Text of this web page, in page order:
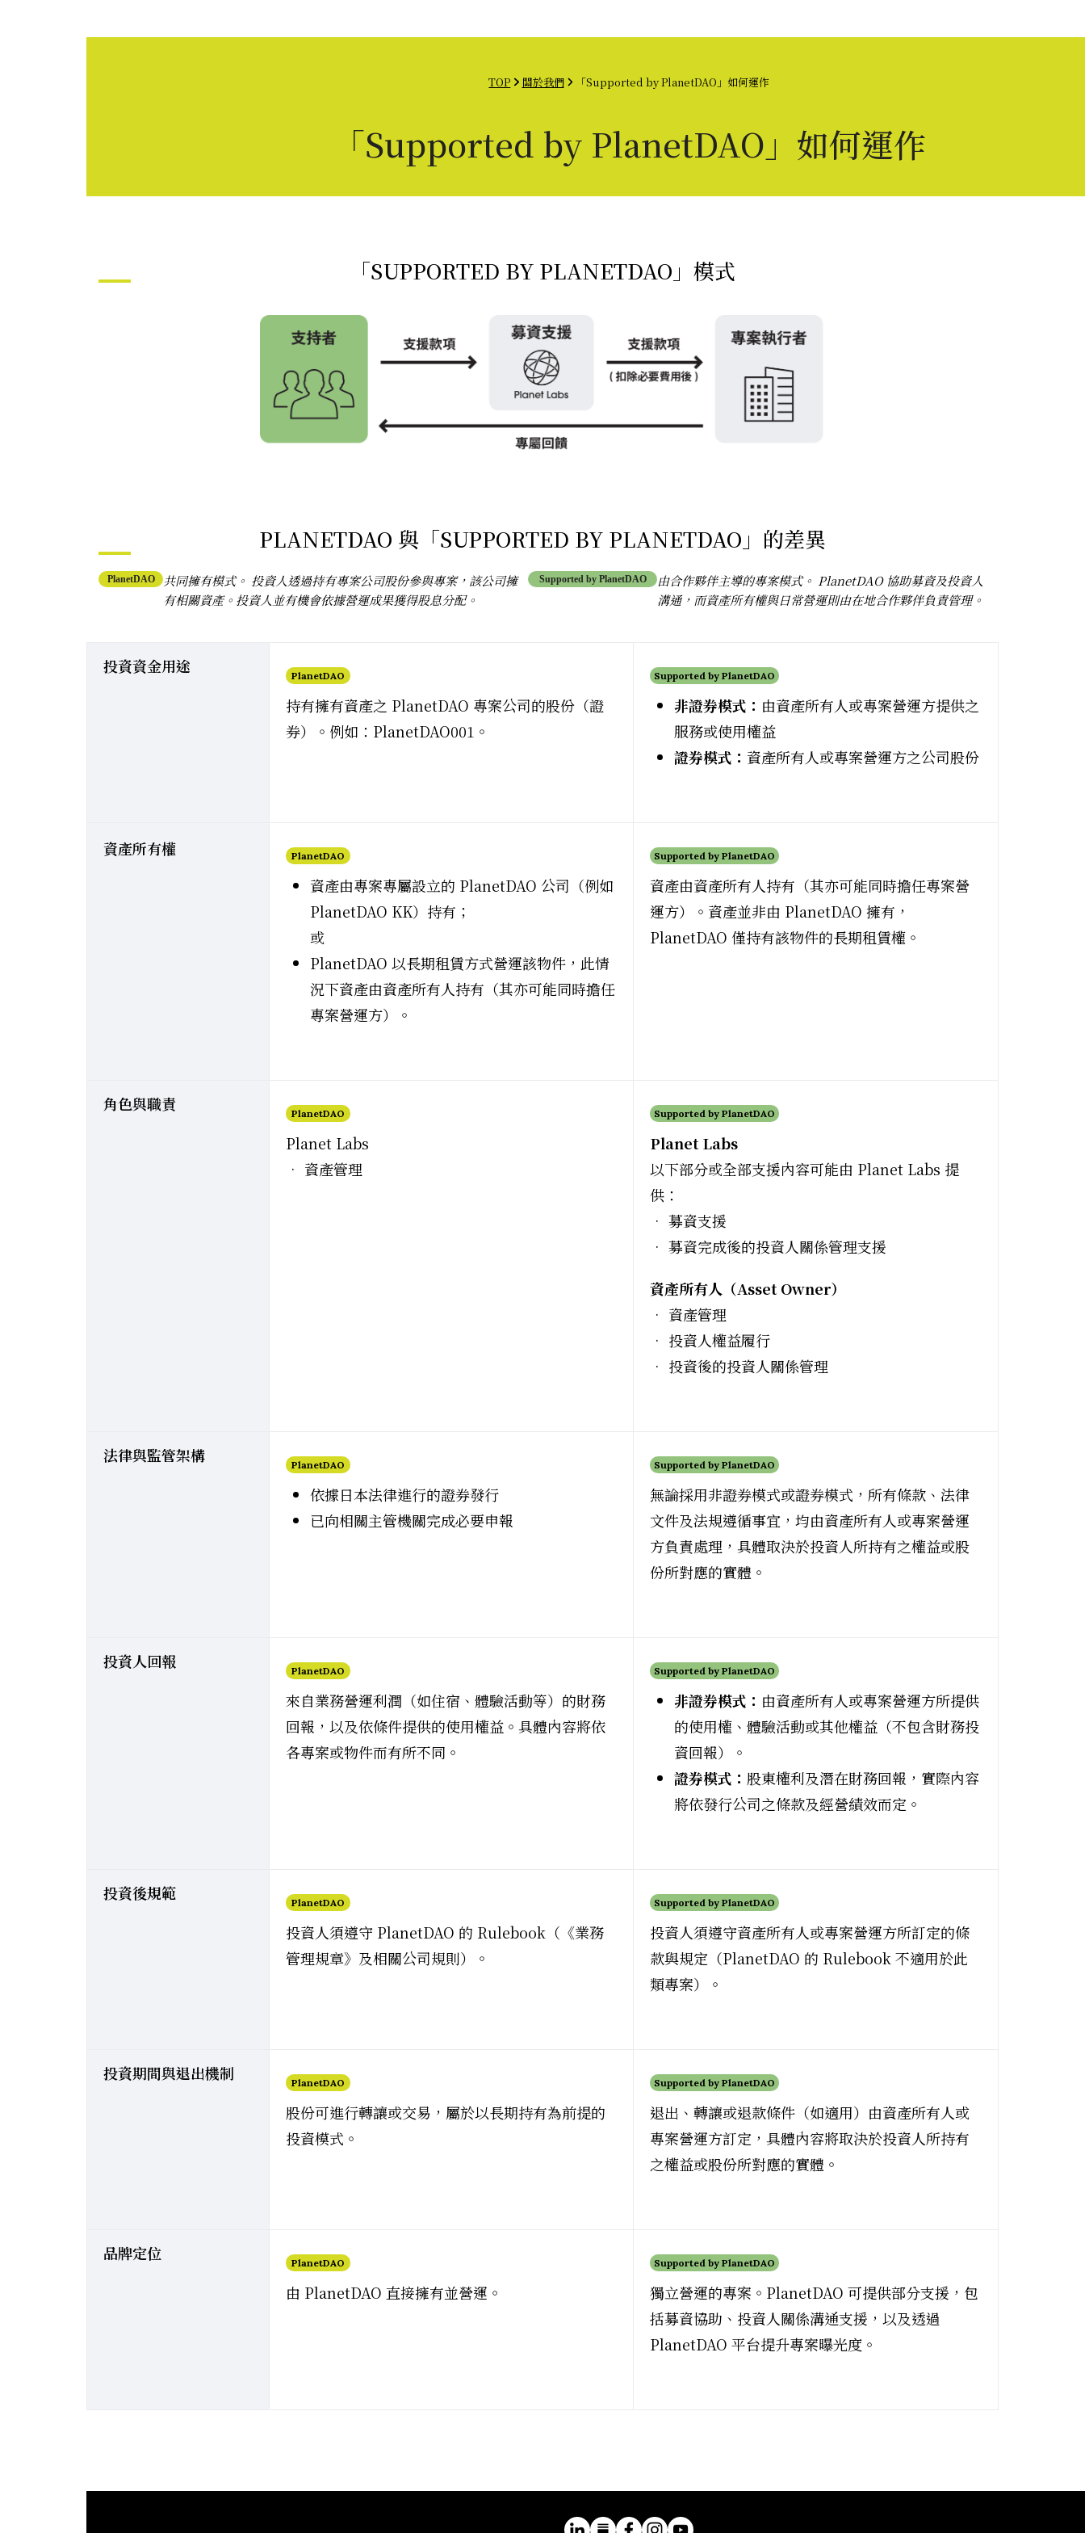
TOP 關於我們 「Supported by PlanetDAO」如何運作
「Supported by PlanetDAO」如何運作
「SUPPORTED BY PLANETDAO」模式
PLANETDAO 與「SUPPORTED BY PLANETDAO」的差異
PlanetDAO
共同擁有模式。 投資人透過持有專案公司股份參與專案，該公司擁
有相關資產。投資人並有機會依據營運成果獲得股息分配。
Supported by PlanetDAO
由合作夥伴主導的專案模式。 PlanetDAO 協助募資及投資人
溝通，而資產所有權與日常營運則由在地合作夥伴負責管理。
投資資金用途 PlanetDAO
持有擁有資產之 PlanetDAO 專案公司的股份（證
券）。例如：PlanetDAO001。
Supported by PlanetDAO
非證券模式： 由資產所有人或專案營運方提供之
服務或使用權益
證券模式： 資產所有人或專案營運方之公司股份
資產所有權 PlanetDAO
資產由專案專屬設立的 PlanetDAO 公司（例如
PlanetDAO KK）持有；
或
PlanetDAO 以長期租賃方式營運該物件，此情
況下資產由資產所有人持有（其亦可能同時擔任
專案營運方）。
Supported by PlanetDAO
資產由資產所有人持有（其亦可能同時擔任專案營
運方）。資產並非由 PlanetDAO 擁有，
PlanetDAO 僅持有該物件的長期租賃權。
角色與職責 PlanetDAO
Planet Labs
• 資產管理
Supported by PlanetDAO
Planet Labs
以下部分或全部支援內容可能由 Planet Labs 提
供：
• 募資支援
• 募資完成後的投資人關係管理支援
資產所有人（Asset Owner）
• 資產管理
• 投資人權益履行
• 投資後的投資人關係管理
法律與監管架構 PlanetDAO
依據日本法律進行的證券發行
已向相關主管機關完成必要申報
Supported by PlanetDAO
無論採用非證券模式或證券模式，所有條款、法律
文件及法規遵循事宜，均由資產所有人或專案營運
方負責處理，具體取決於投資人所持有之權益或股
份所對應的實體。
投資人回報 PlanetDAO
來自業務營運利潤（如住宿、體驗活動等）的財務
回報，以及依條件提供的使用權益。具體內容將依
各專案或物件而有所不同。
Supported by PlanetDAO
非證券模式： 由資產所有人或專案營運方所提供
的使用權、體驗活動或其他權益（不包含財務投
資回報）。
證券模式： 股東權利及潛在財務回報，實際內容
將依發行公司之條款及經營績效而定。
投資後規範 PlanetDAO
投資人須遵守 PlanetDAO 的 Rulebook（《業務
管理規章》及相關公司規則）。
Supported by PlanetDAO
投資人須遵守資產所有人或專案營運方所訂定的條
款與規定（PlanetDAO 的 Rulebook 不適用於此
類專案）。
投資期間與退出機制 PlanetDAO
股份可進行轉讓或交易，屬於以長期持有為前提的
投資模式。
Supported by PlanetDAO
退出、轉讓或退款條件（如適用）由資產所有人或
專案營運方訂定，具體內容將取決於投資人所持有
之權益或股份所對應的實體。
品牌定位 PlanetDAO
由 PlanetDAO 直接擁有並營運。
Supported by PlanetDAO
獨立營運的專案。PlanetDAO 可提供部分支援，包
括募資協助、投資人關係溝通支援，以及透過
PlanetDAO 平台提升專案曝光度。